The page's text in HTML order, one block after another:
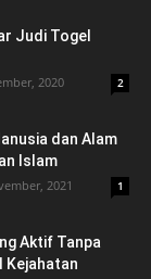
Judi Togel
2020 2
dan Alam
Islam
2021 1
Aktif Tanpa
Kejahatan